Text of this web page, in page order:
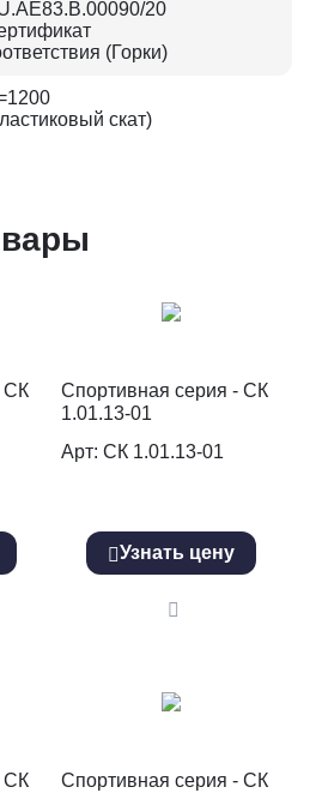
20
(Горки)
скат)
СК
Спортивная серия - СК
1.01.13-01
Арт: СК 1.01.13-01
Узнать цену
СК
Спортивная серия - СК